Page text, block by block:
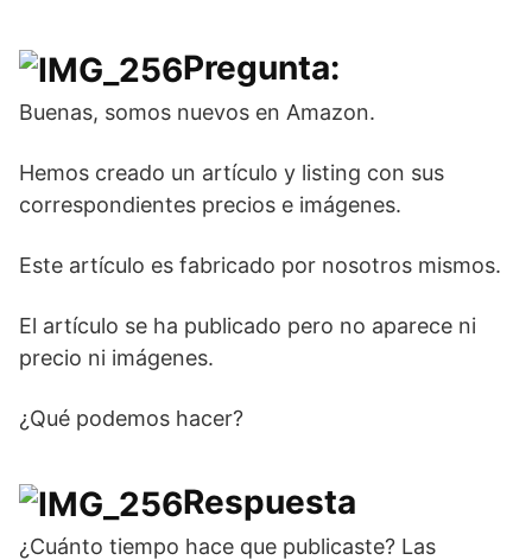
Pregunta:
Buenas, somos nuevos en Amazon.
Hemos creado un artículo y listing con sus
correspondientes precios e imágenes.
Este artículo es fabricado por nosotros mismos.
El artículo se ha publicado pero no aparece ni
precio ni imágenes.
¿Qué podemos hacer?
Respuesta
¿Cuánto tiempo hace que publicaste? Las